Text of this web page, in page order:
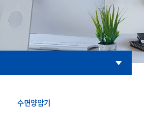
수면양압기